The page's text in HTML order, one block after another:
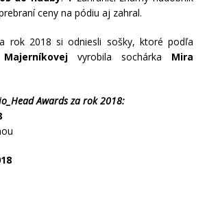
ceny na pódiu aj zahral.
rok 2018 si odniesli sošky, ktoré podľa
vyrobila sochárka Mira
Awards za rok 2018: